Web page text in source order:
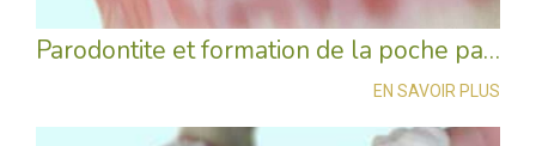
Parodontite et formation de la poche parodontale
EN SAVOIR PLUS